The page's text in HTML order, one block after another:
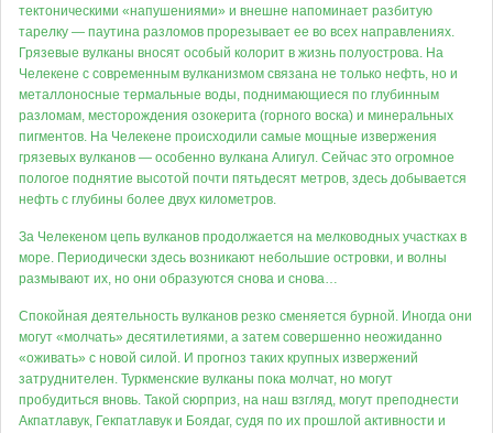
тектоническими «напушениями» и внешне напоминает разбитую
тарелку — паутина разломов прорезывает ее во всех направлениях.
Грязевые вулканы вносят особый колорит в жизнь полуострова. На
Челекене с современным вулканизмом связана не только нефть, но и
металлоносные термальные воды, поднимающиеся по глубинным
разломам, месторождения озокерита (горного воска) и минеральных
пигментов. На Челекене происходили самые мощные извержения
грязевых вулканов — особенно вулкана Алигул. Сейчас это огромное
пологое поднятие высотой почти пятьдесят метров, здесь добывается
нефть с глубины более двух километров.
За Челекеном цепь вулканов продолжается на мелководных участках в
море. Периодически здесь возникают небольшие островки, и волны
размывают их, но они образуются снова и снова…
Спокойная деятельность вулканов резко сменяется бурной. Иногда они
могут «молчать» десятилетиями, а затем совершенно неожиданно
«оживать» с новой силой. И прогноз таких крупных извержений
затруднителен. Туркменские вулканы пока молчат, но могут
пробудиться вновь. Такой сюрприз, на наш взгляд, могут преподнести
Акпатлавук, Гекпатлавук и Боядаг, судя по их прошлой активности и